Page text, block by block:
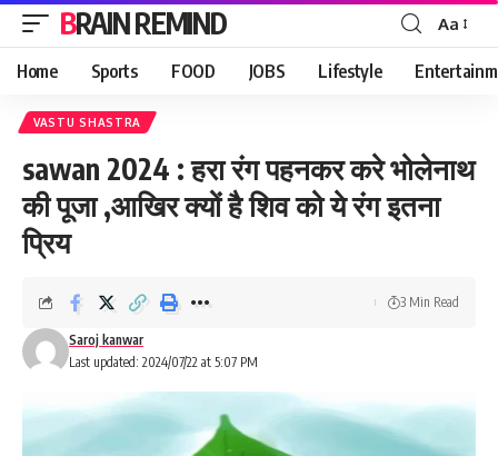
BRAIN REMIND
Font
Resizer
Aa
Home Sports FOOD JOBS Lifestyle
VASTU SHASTRA
sawan 2024 : हरा रंग पहनकर करे भोलेनाथ
की पूजा ,आखिर क्यों है शिव को ये रंग इतना
प्रिय
Last updated: 2024/07/22 at 5:07 PM
Saroj kanwar
3 Min Read